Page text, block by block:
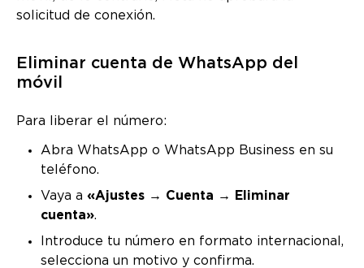
solicitud de conexión.
Eliminar cuenta de WhatsApp del
móvil
Para liberar el número:
Abra WhatsApp o WhatsApp Business en su
teléfono.
Vaya a «Ajustes → Cuenta → Eliminar
cuenta».
Introduce tu número en formato internacional,
selecciona un motivo y confirma.